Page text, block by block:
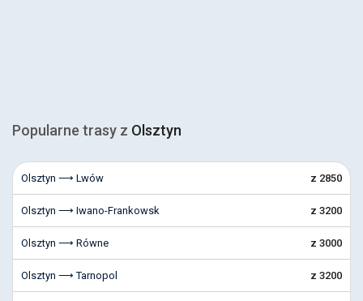
Popularne trasy z Olsztyn
Olsztyn ⟶ Lwów z 2850
Olsztyn ⟶ Iwano-Frankowsk z 3200
Olsztyn ⟶ Równe z 3000
Olsztyn ⟶ Tarnopol z 3200